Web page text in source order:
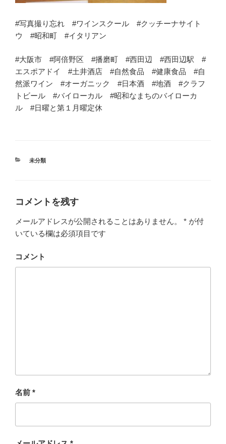
#写真撮り忘れ #ワインスクール #クッチーナサイト
ウ #昭和町 #イタリアン
#大阪市 #阿倍野区 #播磨町 #西田辺 #西田辺駅 #
エスポアドイ #土井酒店 #自然食品 #健康食品 #自
然派ワイン #オーガニック #日本酒 #地酒 #クラフ
トビール #バイローカル #昭和なまちのバイローカ
ル #日曜と第１月曜定休
カ
ー
未分類
コメントを残す
メールアドレスが公開されることはありません。 * が付
いている欄は必須項目です
コメント
名前 *